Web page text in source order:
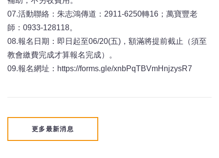
07.活動聯絡：朱志鴻傳道：2911-6250轉16；萬寶豐老
師：0933-128118。
08.報名日期：即日起至06/20(五)，額滿將提前截止（須至
教會繳費完成才算報名完成）。
09.報名網址：https://forms.gle/xnbPqTBVmHnjzysR7
更多最新消息